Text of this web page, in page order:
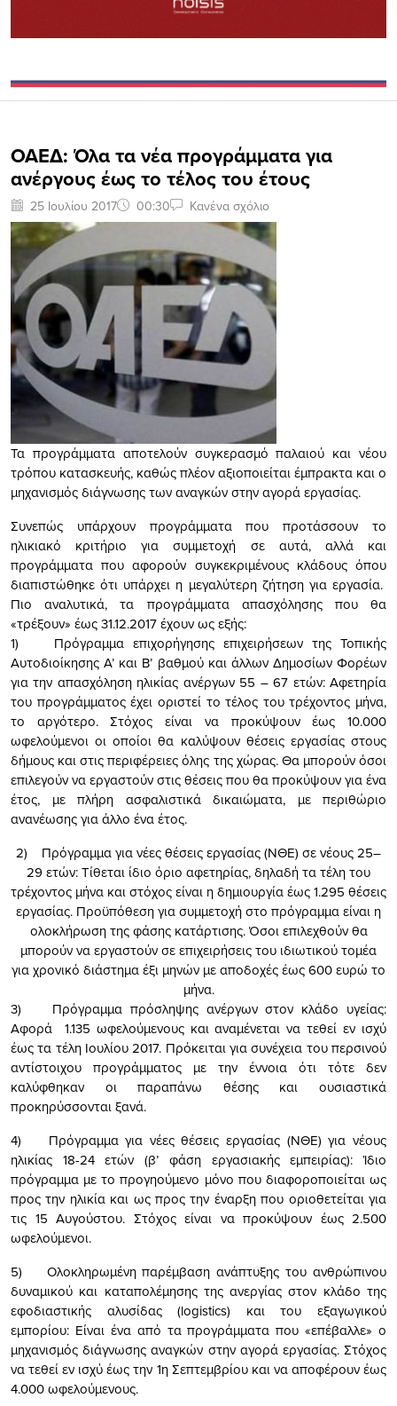
ΟΑΕΔ: Όλα τα νέα προγράμματα για
ανέργους έως το τέλος του έτους
25 Ιουλίου 2017 00:30 Κανένα σχόλιο
Τα προγράμματα αποτελούν συγκερασμό παλαιού και νέου
τρόπου κατασκευής, καθώς πλέον αξιοποιείται έμπρακτα και ο
μηχανισμός διάγνωσης των αναγκών στην αγορά εργασίας.
Συνεπώς υπάρχουν προγράμματα που προτάσσουν το
ηλικιακό κριτήριο για συμμετοχή σε αυτά, αλλά και
προγράμματα που αφορούν συγκεκριμένους κλάδους όπου
διαπιστώθηκε ότι υπάρχει η μεγαλύτερη ζήτηση για εργασία.
Πιο αναλυτικά, τα προγράμματα απασχόλησης που θα
«τρέξουν» έως 31.12.2017 έχουν ως εξής:
1) Πρόγραμμα επιχορήγησης επιχειρήσεων της Τοπικής
Αυτοδιοίκησης Α’ και Β’ βαθμού και άλλων Δημοσίων Φορέων
για την απασχόληση ηλικίας ανέργων 55 – 67 ετών: Αφετηρία
του προγράμματος έχει οριστεί το τέλος του τρέχοντος μήνα,
το αργότερο. Στόχος είναι να προκύψουν έως 10.000
ωφελούμενοι οι οποίοι θα καλύψουν θέσεις εργασίας στους
δήμους και στις περιφέρειες όλης της χώρας. Θα μπορούν όσοι
επιλεγούν να εργαστούν στις θέσεις που θα προκύψουν για ένα
έτος, με πλήρη ασφαλιστικά δικαιώματα, με περιθώριο
ανανέωσης για άλλο ένα έτος.
2) Πρόγραμμα για νέες θέσεις εργασίας (ΝΘΕ) σε νέους 25–
29 ετών: Τίθεται ίδιο όριο αφετηρίας, δηλαδή τα τέλη του
τρέχοντος μήνα και στόχος είναι η δημιουργία έως 1.295 θέσεις
εργασίας. Προϋπόθεση για συμμετοχή στο πρόγραμμα είναι η
ολοκλήρωση της φάσης κατάρτισης. Όσοι επιλεχθούν θα
μπορούν να εργαστούν σε επιχειρήσεις του ιδιωτικού τομέα
για χρονικό διάστημα έξι μηνών με αποδοχές έως 600 ευρώ το
μήνα.
3) Πρόγραμμα πρόσληψης ανέργων στον κλάδο υγείας:
Αφορά 1.135 ωφελούμενους και αναμένεται να τεθεί εν ισχύ
έως τα τέλη Ιουλίου 2017. Πρόκειται για συνέχεια του περσινού
αντίστοιχου προγράμματος με την έννοια ότι τότε δεν
καλύφθηκαν οι παραπάνω θέσης και ουσιαστικά
προκηρύσσονται ξανά.
4) Πρόγραμμα για νέες θέσεις εργασίας (ΝΘΕ) για νέους
ηλικίας 18-24 ετών (β’ φάση εργασιακής εμπειρίας): Ίδιο
πρόγραμμα με το προγηούμενο μόνο που διαφοροποιείται ως
προς την ηλικία και ως προς την έναρξη που οριοθετείται για
τις 15 Αυγούστου. Στόχος είναι να προκύψουν έως 2.500
ωφελούμενοι.
5) Ολοκληρωμένη παρέμβαση ανάπτυξης του ανθρώπινου
δυναμικού και καταπολέμησης της ανεργίας στον κλάδο της
εφοδιαστικής αλυσίδας (logistics) και του εξαγωγικού
εμπορίου: Είναι ένα από τα προγράμματα που «επέβαλλε» ο
μηχανισμός διάγνωσης αναγκών στην αγορά εργασίας. Στόχος
να τεθεί εν ισχύ έως την 1η Σεπτεμβρίου και να αποφέρουν έως
4.000 ωφελούμενους.